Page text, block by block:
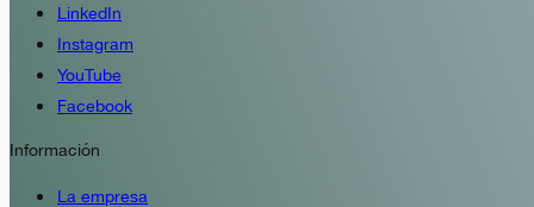
LinkedIn
Instagram
YouTube
Facebook
Información
La empresa